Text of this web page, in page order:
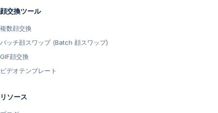
顔交換ツール
複数顔交換
バッチ顔スワップ (Batch 顔スワップ)
GIF顔交換
ビデオテンプレート
リソース